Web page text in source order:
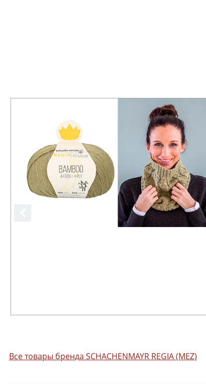
Все товары бренда SCHACHENMAYR REGIA (MEZ)